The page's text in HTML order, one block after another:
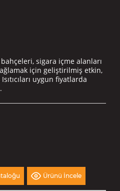
sigara içme alanları
için geliştirilmiş etkin,
uygun fiyatlarda
Ürünü İncele